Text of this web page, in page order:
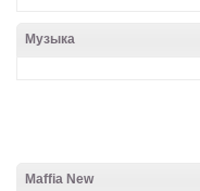
Музыка
Maffia New